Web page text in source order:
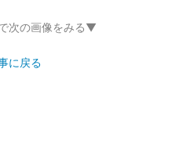
次の画像をみる▼
に戻る